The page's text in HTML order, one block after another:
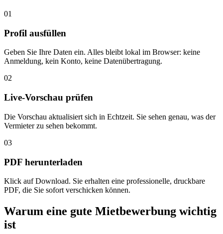
01
Profil ausfüllen
Geben Sie Ihre Daten ein. Alles bleibt lokal im Browser: keine
Anmeldung, kein Konto, keine Datenübertragung.
02
Live-Vorschau prüfen
Die Vorschau aktualisiert sich in Echtzeit. Sie sehen genau, was der
Vermieter zu sehen bekommt.
03
PDF herunterladen
Klick auf Download. Sie erhalten eine professionelle, druckbare
PDF, die Sie sofort verschicken können.
Warum eine gute Mietbewerbung wichtig
ist